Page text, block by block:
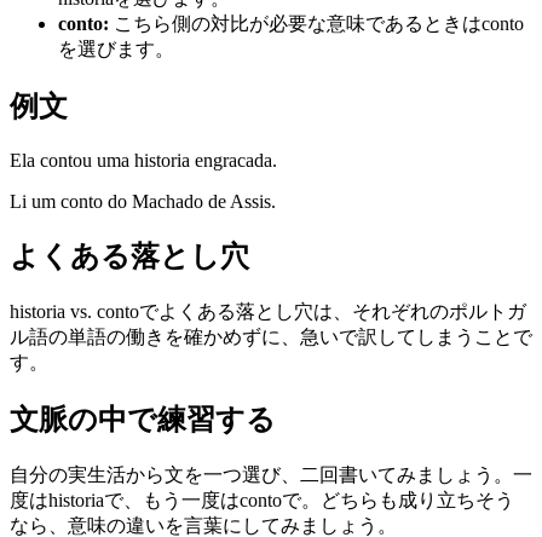
conto: こちら側の対比が必要な意味であるときはconto
を選びます。
例文
Ela contou uma historia engracada.
Li um conto do Machado de Assis.
よくある落とし穴
historia vs. contoでよくある落とし穴は、それぞれのポルトガ
ル語の単語の働きを確かめずに、急いで訳してしまうことで
す。
文脈の中で練習する
自分の実生活から文を一つ選び、二回書いてみましょう。一
度はhistoriaで、もう一度はcontoで。どちらも成り立ちそう
なら、意味の違いを言葉にしてみましょう。